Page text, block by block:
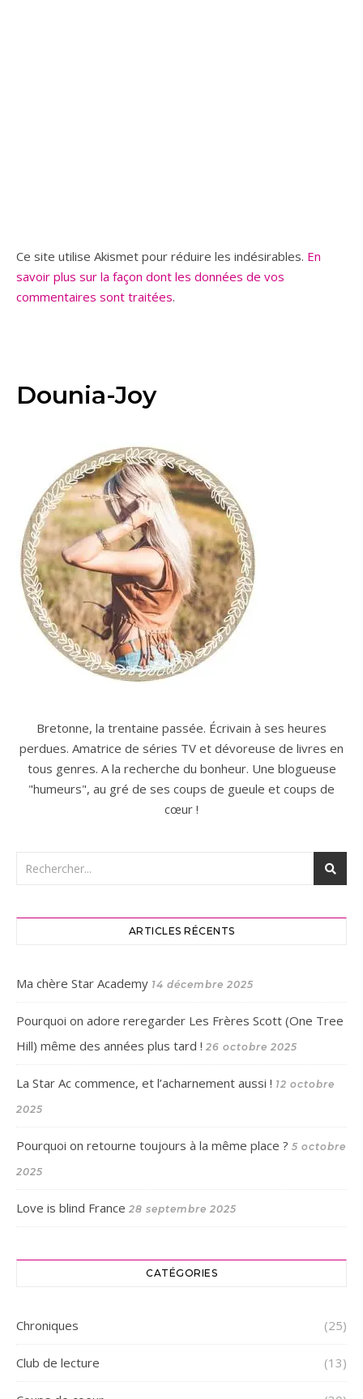
Ce site utilise Akismet pour réduire les indésirables. En
savoir plus sur la façon dont les données de vos
commentaires sont traitées.
Dounia-Joy
Bretonne, la trentaine passée. Écrivain à ses heures
perdues. Amatrice de séries TV et dévoreuse de livres en
tous genres. A la recherche du bonheur. Une blogueuse
"humeurs", au gré de ses coups de gueule et coups de
cœur !
ARTICLES RÉCENTS
Ma chère Star Academy 14 décembre 2025
Pourquoi on adore reregarder Les Frères Scott (One Tree
Hill) même des années plus tard ! 26 octobre 2025
La Star Ac commence, et l’acharnement aussi ! 12 octobre
2025
Pourquoi on retourne toujours à la même place ? 5 octobre
2025
Love is blind France 28 septembre 2025
CATÉGORIES
Chroniques (25)
Club de lecture (13)